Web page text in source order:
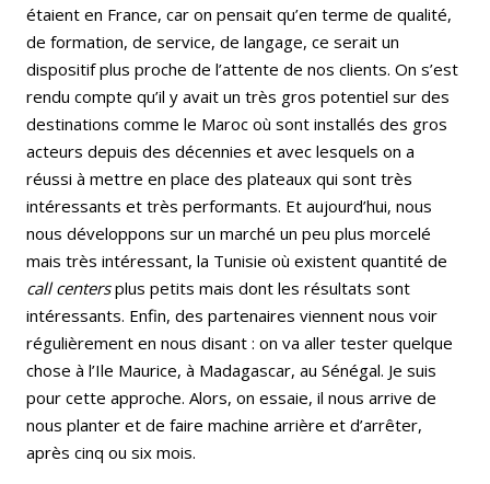
étaient en France, car on pensait qu’en terme de qualité,
de formation, de service, de langage, ce serait un
dispositif plus proche de l’attente de nos clients. On s’est
rendu compte qu’il y avait un très gros potentiel sur des
destinations comme le Maroc où sont installés des gros
acteurs depuis des décennies et avec lesquels on a
réussi à mettre en place des plateaux qui sont très
intéressants et très performants. Et aujourd’hui, nous
nous développons sur un marché un peu plus morcelé
mais très intéressant, la Tunisie où existent quantité de
call centersplus petits mais dont les résultats sont
intéressants. Enfin, des partenaires viennent nous voir
régulièrement en nous disant : on va aller tester quelque
chose à l’Ile Maurice, à Madagascar, au Sénégal. Je suis
pour cette approche. Alors, on essaie, il nous arrive de
nous planter et de faire machine arrière et d’arrêter,
après cinq ou six mois.